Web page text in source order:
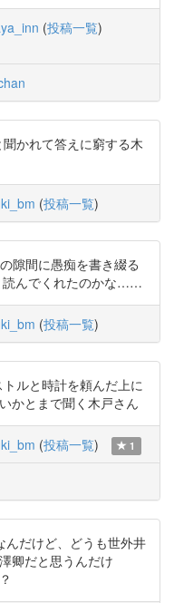
(投稿一覧)
かれて答えに窮する木
(投稿一覧)
隙間に愚痴を書き綴る
読んでくれたのかな……
(投稿一覧)
ルと時計を頼んだ上に
かとまで聞く木戸さん
(投稿一覧) 1
だけど、どうも世外井
卿だと思うんだけ